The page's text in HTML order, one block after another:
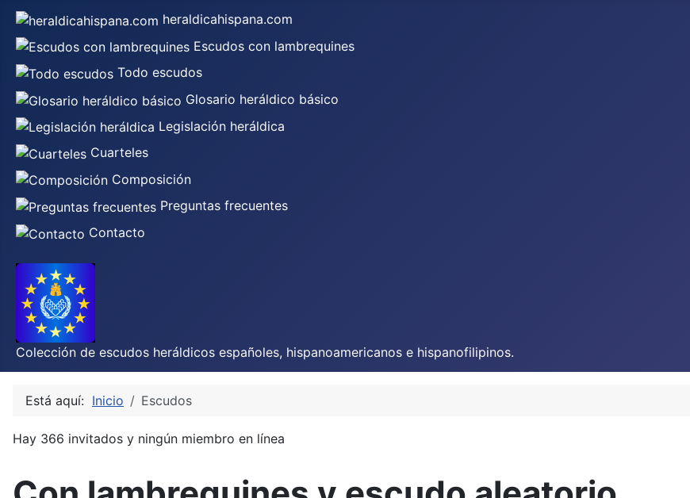
heraldicahispana.com
Escudos con lambrequines
Todo escudos
Glosario heráldico básico
Legislación heráldica
Cuarteles
Composición
Preguntas frecuentes
Contacto
Colección de escudos heráldicos españoles, hispanoamericanos e hispanofilipinos.
Está aquí: Inicio Escudos
Hay 366 invitados y ningún miembro en línea